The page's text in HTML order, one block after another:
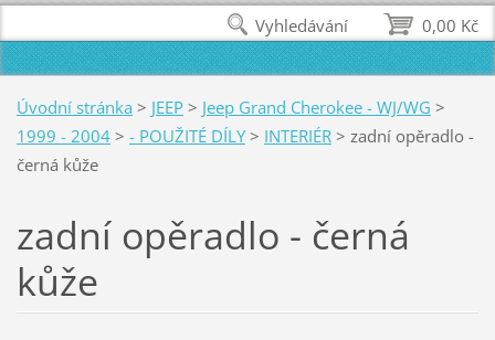
Úvodní stránka > JEEP > Jeep Grand Cherokee - WJ/WG >
1999 - 2004 > - POUŽITÉ DÍLY > INTERIÉR > zadní opěradlo -
černá kůže
zadní opěradlo - černá
kůže
0,00 Kč
Vyhledávání